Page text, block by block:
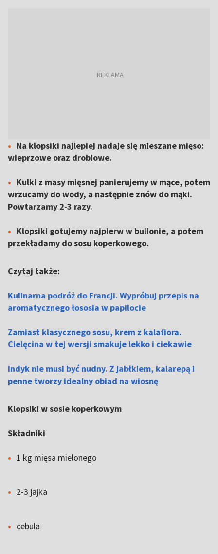
Na klopsiki najlepiej nadaje się mieszane mięso:
wieprzowe oraz drobiowe.
Kulki z masy mięsnej panierujemy w mące, potem
wrzucamy do wody, a następnie znów do mąki.
Powtarzamy 2-3 razy.
Klopsiki gotujemy najpierw w bulionie, a potem
przekładamy do sosu koperkowego.
Czytaj także:
Kulinarna podróż do Francji. Wypróbuj przepis na
aromatycznego łososia w papilocie
Zamiast klasycznego sosu, krem z kalafiora.
Cielęcina w tej wersji smakuje lekko i ciekawie
Indyk nie musi być nudny. Z jabłkiem, kalarepą i
penne tworzy idealny obiad na wiosnę
Klopsiki w sosie koperkowym
Składniki
1 kg mięsa mielonego
2-3 jajka
cebula